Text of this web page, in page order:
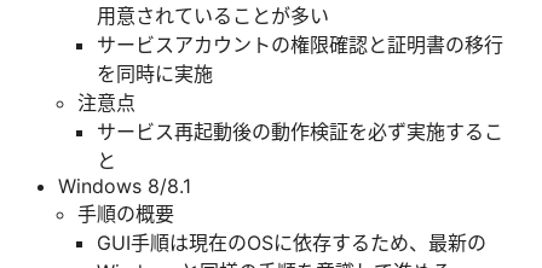
用意されていることが多い
サービスアカウントの権限確認と証明書の移行
を同時に実施
注意点
サービス再起動後の動作検証を必ず実施するこ
と
Windows 8/8.1
手順の概要
GUI手順は現在のOSに依存するため、最新の